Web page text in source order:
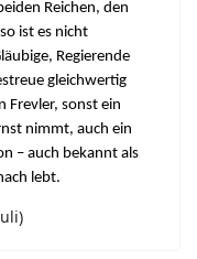
Reichen, den
ist es nicht
Regierende
gleichwertig
Frevler, sonst ein
nimmt, auch ein
– auch bekannt als
lebt.